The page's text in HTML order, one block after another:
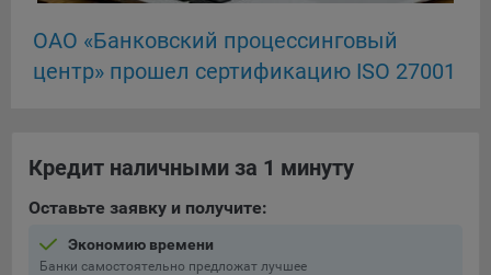
имеющимся у него вопросом, в части использования
файлов сookie, на электронную почту Общества:
info@myfin.by
Отключение аналитических cookie-файлов не позволит
числе наиболее и наименее популярные страницы и
принимать меры по совершенствованию работы Сайта
исходя из предпочтений пользователей
ОАО «Банковский процессинговый
центр» прошел сертификацию ISO 27001
Кредит наличными за 1 минуту
Оставьте заявку и получите:
Экономию времени
Банки самостоятельно предложат лучшее